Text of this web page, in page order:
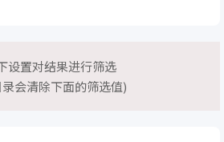
设置对结果进行筛选
会清除下面的筛选值)